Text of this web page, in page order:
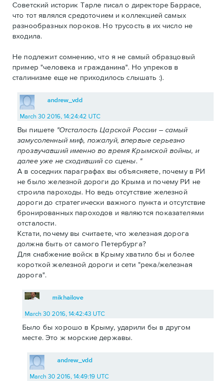
Советский историк Тарле писал о директоре Баррасе,
что тот являлся средоточием и коллекцией самых
разнообразных пороков. Но трусость в их число не
входила.
Не подлежит сомнению, что я не самый образцовый
пример "человека и гражданина". Но упреков в
сталинизме еще не приходилось слышать :).
andrew_vdd
March 30 2016, 14:24:42 UTC
Вы пишете "Отсталость Царской России – самый
замусоленный миф, пожалуй, впервые серьезно
прозвучавший именно во время Крымской войны, и
далее уже не сходивший со сцены. "
А в соседних параграфах вы объясняете, почему в РИ
не было железной дороги до Крыма и почему РИ не
строила пароходы. Но ведь отсутствие железной
дороги до стратегически важного пункта и отсутствие
бронированных пароходов и являются показателями
отсталости.
Кстати, почему вы считаете, что железная дорога
должна быть от самого Петербурга?
Для снабжение войск в Крыму хватило бы и более
короткой железной дороги и сети "река/железная
дорога".
mikhailove
March 30 2016, 14:42:43 UTC
Было бы хорошо в Крыму, ударили бы в другом
месте. Это ж морские державы.
andrew_vdd
March 30 2016, 14:49:19 UTC